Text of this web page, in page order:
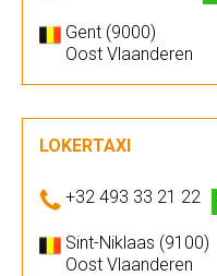
Gent (9000)
Oost Vlaanderen
LOKERTAXI
+32 493 33 21 22
Sint-Niklaas (9100)
Oost Vlaanderen